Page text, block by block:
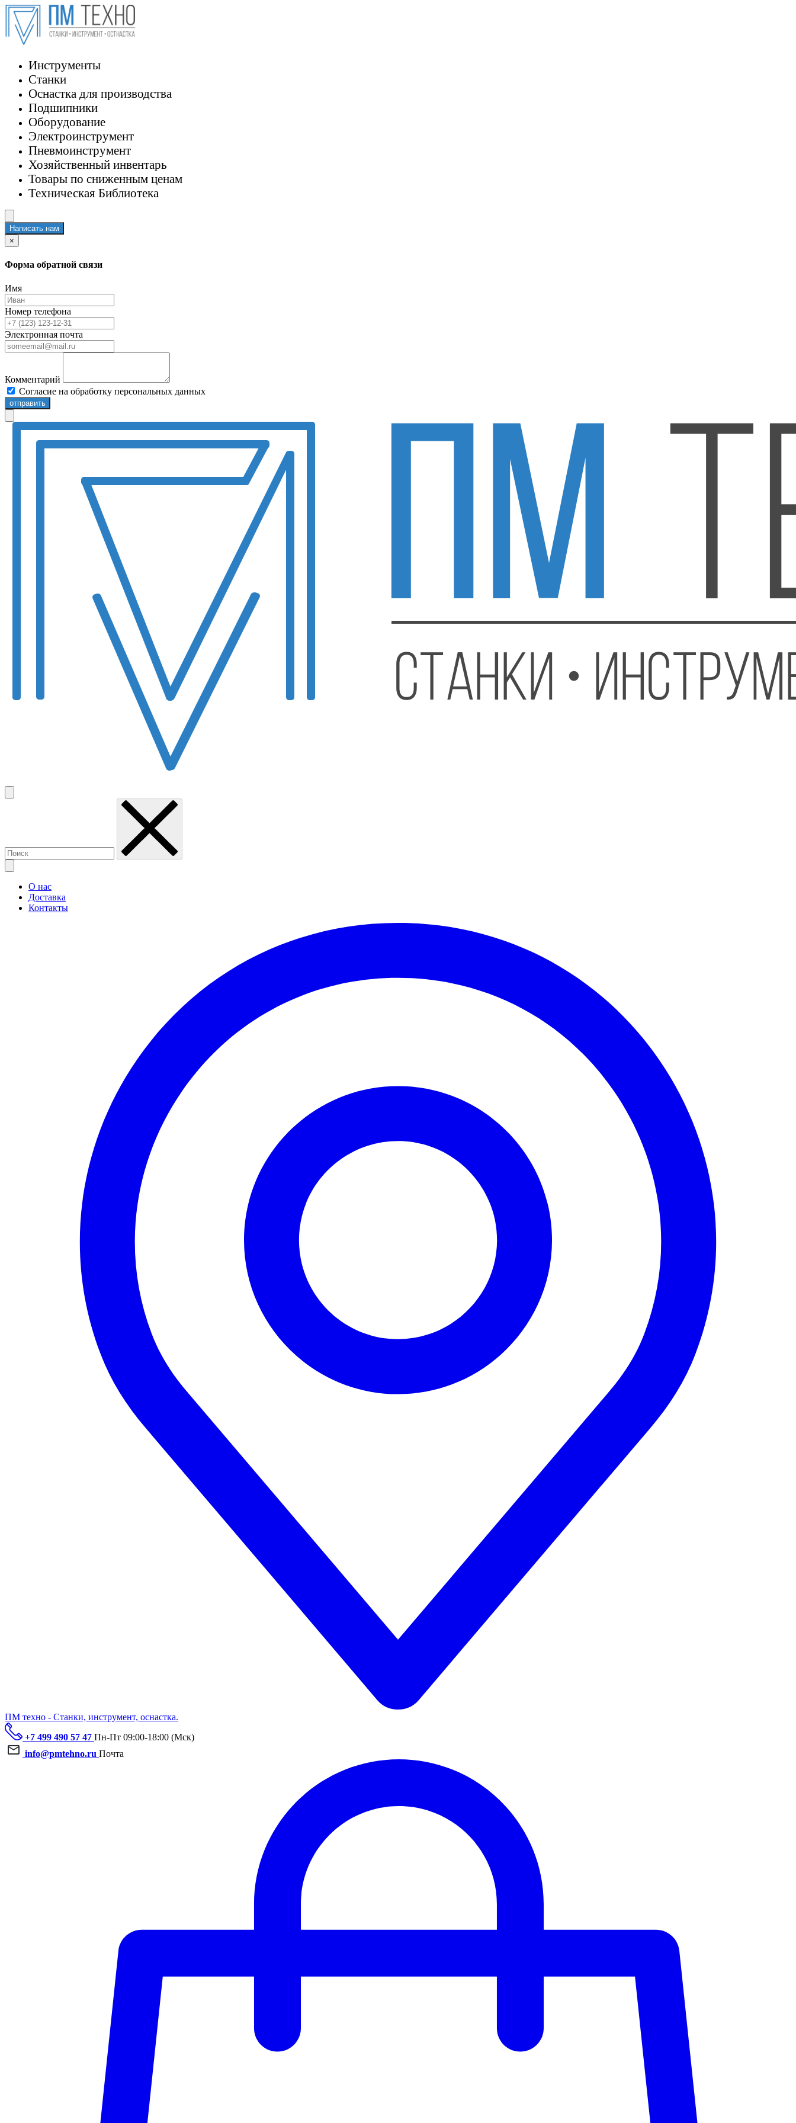
Инструменты
Станки
Оснастка для производства
Подшипники
Оборудование
Электроинструмент
Пневмоинструмент
Хозяйственный инвентарь
Товары по сниженным ценам
Техническая Библиотека
Написать нам
×
Форма обратной связи
Имя
Номер телефона
Электронная почта
Комментарий
Согласие на обработку персональных данных
отправить
О нас
Доставка
Контакты
ПМ техно - Станки, инструмент, оснастка.
+7 499 490 57 47 Пн-Пт 09:00-18:00 (Мск)
info@pmtehno.ru Почта